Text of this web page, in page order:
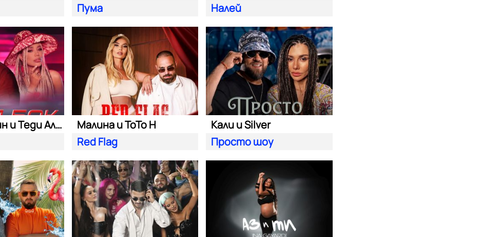
Пума
Налей
Константин и Теди Александровa
Малина и ToTo H
Red Flag
Кали и Silver
Просто шоу